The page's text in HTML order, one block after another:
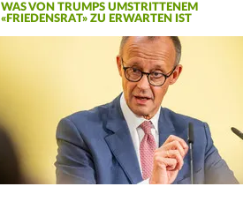
WAS VON TRUMPS UMSTRITTENEM
«FRIEDENSRAT» ZU ERWARTEN IST